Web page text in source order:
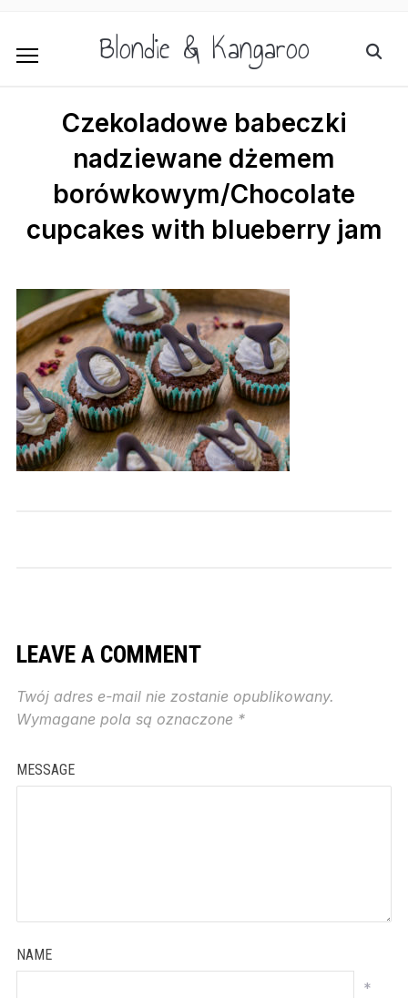
Blondie & Kangaroo
Czekoladowe babeczki
nadziewane dżemem
borówkowym/Chocolate
cupcakes with blueberry jam
LEAVE A COMMENT
Twój adres e-mail nie zostanie opublikowany.
Wymagane pola są oznaczone *
MESSAGE
NAME
*